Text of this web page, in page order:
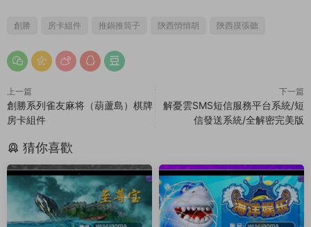
創勝 房卡組件 推鍋推筒子 陝西悄悄胡 陝西摸張聽
上一篇
創勝系列雀友麻将（葫蘆島）棋牌
房卡組件
下一篇
解憂雲SMS短信服務平台系統/短
信發送系統/全解密完美版
猜你喜歡